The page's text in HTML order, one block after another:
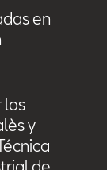
en
los
y